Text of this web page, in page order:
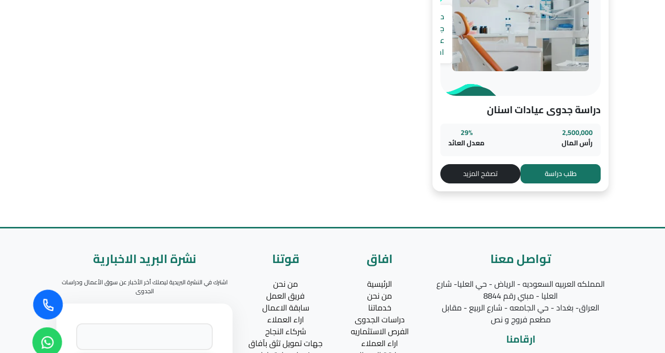
دراسة
جدوى
عيادات
اسنان
دراسة جدوى عيادات اسنان
2,500,000
رأس المال
29%
معدل العائد
طلب دراسة تصفح المزيد
تواصل معنا
المملكه العربيه السعوديه - الرياض - حي العليا- شارع
العليا - مبني رقم 8844
العراق- بغداد - حي الجامعه - شارع الربيع - مقابل
مطعم فروج و نص
ارقامنا
افاق
الرئيسية
من نحن
خدماتنا
دراسات الجدوى
الفرص الاستثماريه
اراء العملاء
قوتنا
من نحن
فريق العمل
سابقة الاعمال
اراء العملاء
شركاء النجاح
جهات تمويل تثق بآفاق
نشرة البريد الاخبارية
اشترك في النشرة البريدية ليصلك أخر الأخبار عن سوق الأعمال ودراسات
الجدوى